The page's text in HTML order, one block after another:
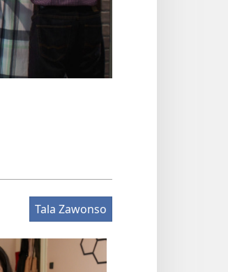
Tala Zawonso